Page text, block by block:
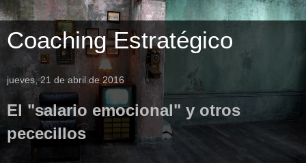
Coaching Estratégico
jueves, 21 de abril de 2016
El "salario emocional" y otros
pececillos